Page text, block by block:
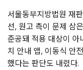
서울동부지방법원 재
선, 원고 측이 문제 삼
준공돼 적용 대상이 아
치 안내 앱, 이동식 안
했다는 판단도 내렸다.